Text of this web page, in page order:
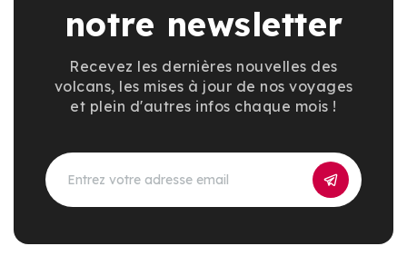
notre newsletter
Recevez les dernières nouvelles des
volcans, les mises à jour de nos voyages
et plein d'autres infos chaque mois !